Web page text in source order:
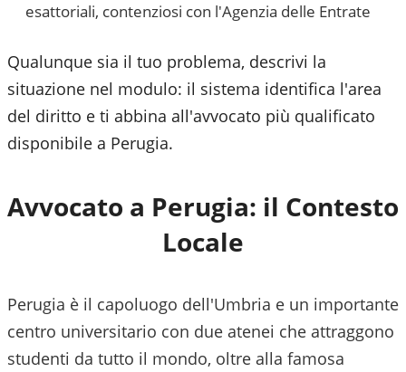
esattoriali, contenziosi con l'Agenzia delle Entrate
Qualunque sia il tuo problema, descrivi la
situazione nel modulo: il sistema identifica l'area
del diritto e ti abbina all'avvocato più qualificato
disponibile a Perugia.
Avvocato a Perugia: il Contesto
Locale
Perugia è il capoluogo dell'Umbria e un importante
centro universitario con due atenei che attraggono
studenti da tutto il mondo, oltre alla famosa